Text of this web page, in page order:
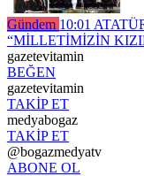
Gündem 10:01
“MİLLETİMİZİN
gazetevitamin
BEĞEN
gazetevitamin
TAKİP ET
medyabogaz
TAKİP ET
@bogazmedyatv
ABONE OL